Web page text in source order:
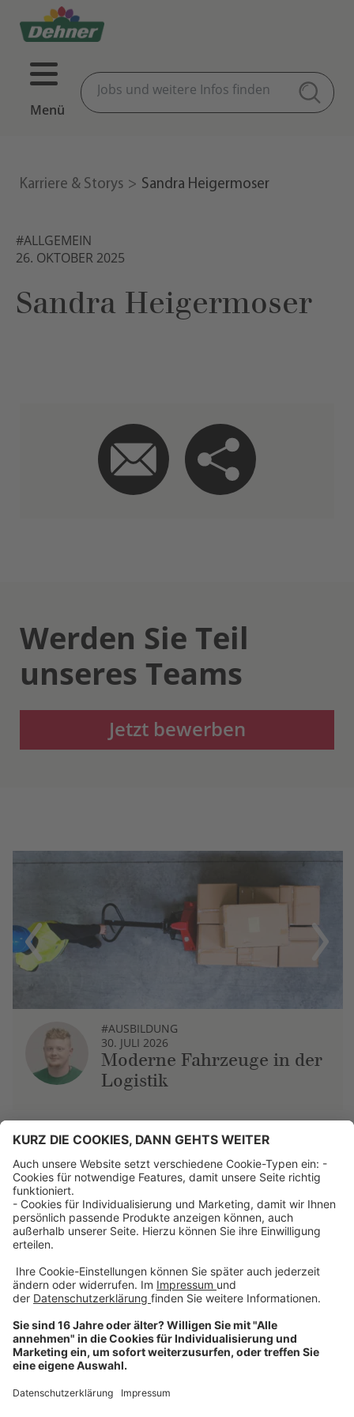
Menü
Karriere & Storys Sandra Heigermoser
#ALLGEMEIN
26. OKTOBER 2025
Sandra Heigermoser
Werden Sie Teil
unseres Teams
Jetzt bewerben
Previous
#AUSBILDUNG
30. JULI 2026
Moderne Fahrzeuge in der
Logistik
Next
Über uns
Dehner Unternehmen
Jobs bei Dehner